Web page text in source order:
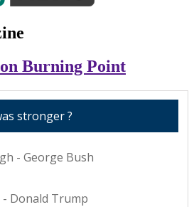
Burning Point
stronger ?
- George Bush
Donald Trump